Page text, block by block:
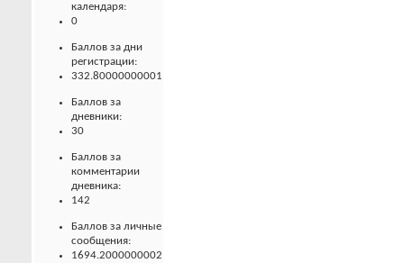
календаря:
0
Баллов за дни
регистрации:
332.80000000001
Баллов за
дневники:
30
Баллов за
комментарии
дневника:
142
Баллов за личные
сообщения:
1694.2000000002